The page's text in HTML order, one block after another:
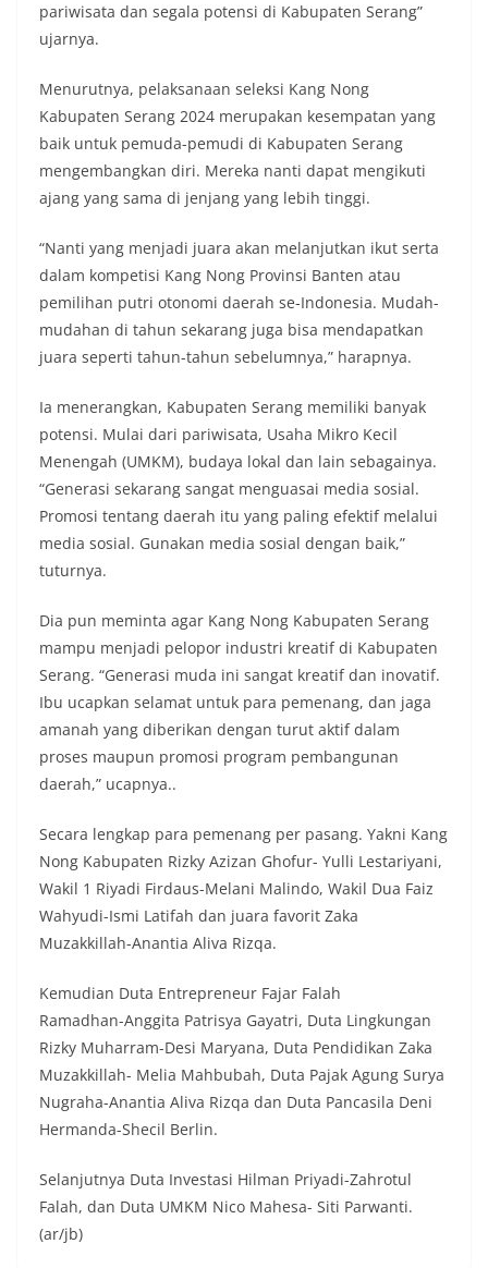
pariwisata dan segala potensi di Kabupaten Serang”
ujarnya.
Menurutnya, pelaksanaan seleksi Kang Nong
Kabupaten Serang 2024 merupakan kesempatan yang
baik untuk pemuda-pemudi di Kabupaten Serang
mengembangkan diri. Mereka nanti dapat mengikuti
ajang yang sama di jenjang yang lebih tinggi.
“Nanti yang menjadi juara akan melanjutkan ikut serta
dalam kompetisi Kang Nong Provinsi Banten atau
pemilihan putri otonomi daerah se-Indonesia. Mudah-
mudahan di tahun sekarang juga bisa mendapatkan
juara seperti tahun-tahun sebelumnya,” harapnya.
Ia menerangkan, Kabupaten Serang memiliki banyak
potensi. Mulai dari pariwisata, Usaha Mikro Kecil
Menengah (UMKM), budaya lokal dan lain sebagainya.
“Generasi sekarang sangat menguasai media sosial.
Promosi tentang daerah itu yang paling efektif melalui
media sosial. Gunakan media sosial dengan baik,”
tuturnya.
Dia pun meminta agar Kang Nong Kabupaten Serang
mampu menjadi pelopor industri kreatif di Kabupaten
Serang. “Generasi muda ini sangat kreatif dan inovatif.
Ibu ucapkan selamat untuk para pemenang, dan jaga
amanah yang diberikan dengan turut aktif dalam
proses maupun promosi program pembangunan
daerah,” ucapnya..
Secara lengkap para pemenang per pasang. Yakni Kang
Nong Kabupaten Rizky Azizan Ghofur- ⁠Yulli Lestariyani,
Wakil 1 Riyadi Firdaus-Melani Malindo, Wakil Dua Faiz
Wahyudi-⁠Ismi Latifah dan juara favorit Zaka
Muzakkillah-⁠Anantia Aliva Rizqa.
Kemudian Duta Entrepreneur Fajar Falah
Ramadhan-⁠Anggita Patrisya Gayatri, Duta Lingkungan
Rizky Muharram-⁠Desi Maryana, Duta Pendidikan Zaka
Muzakkillah- Melia Mahbubah, Duta Pajak Agung Surya
Nugraha-⁠Anantia Aliva Rizqa dan Duta Pancasila Deni
Hermanda-⁠Shecil Berlin.
Selanjutnya Duta Investasi Hilman Priyadi-⁠Zahrotul
Falah, dan Duta UMKM Nico Mahesa- ⁠Siti Parwanti.
(ar/jb)